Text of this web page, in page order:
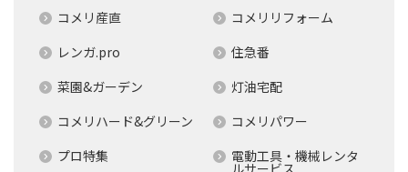
コメリ産直
コメリリフォーム
レンガ.pro
住急番
菜園&ガーデン
灯油宅配
コメリハード&グリーン
コメリパワー
プロ特集
電動工具・機械レンタ
ルサービス